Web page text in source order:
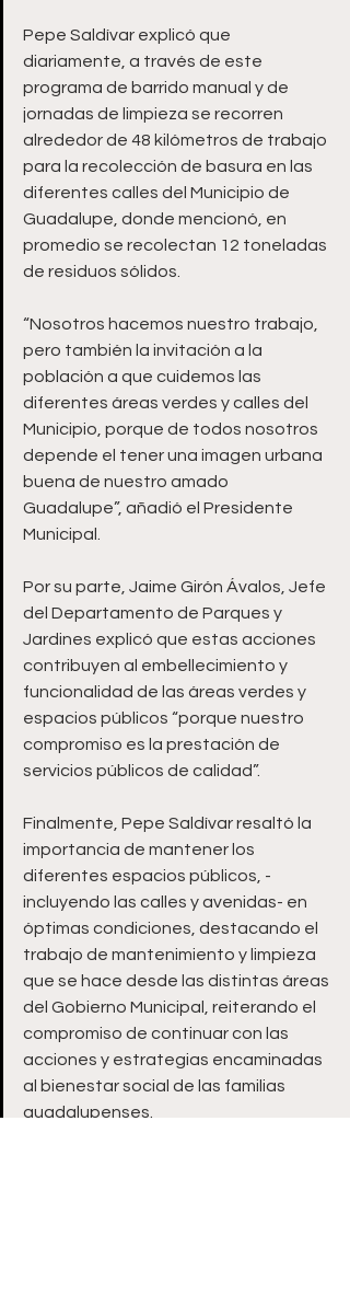
Pepe Saldívar explicó que
diariamente, a través de este
programa de barrido manual y de
jornadas de limpieza se recorren
alrededor de 48 kilómetros de trabajo
para la recolección de basura en las
diferentes calles del Municipio de
Guadalupe, donde mencionó, en
promedio se recolectan 12 toneladas
de residuos sólidos.
“Nosotros hacemos nuestro trabajo,
pero también la invitación a la
población a que cuidemos las
diferentes áreas verdes y calles del
Municipio, porque de todos nosotros
depende el tener una imagen urbana
buena de nuestro amado
Guadalupe”, añadió el Presidente
Municipal.
Por su parte, Jaime Girón Ávalos, Jefe
del Departamento de Parques y
Jardines explicó que estas acciones
contribuyen al embellecimiento y
funcionalidad de las áreas verdes y
espacios públicos “porque nuestro
compromiso es la prestación de
servicios públicos de calidad”.
Finalmente, Pepe Saldívar resaltó la
importancia de mantener los
diferentes espacios públicos, -
incluyendo las calles y avenidas- en
óptimas condiciones, destacando el
trabajo de mantenimiento y limpieza
que se hace desde las distintas áreas
del Gobierno Municipal, reiterando el
compromiso de continuar con las
acciones y estrategias encaminadas
al bienestar social de las familias
guadalupenses.